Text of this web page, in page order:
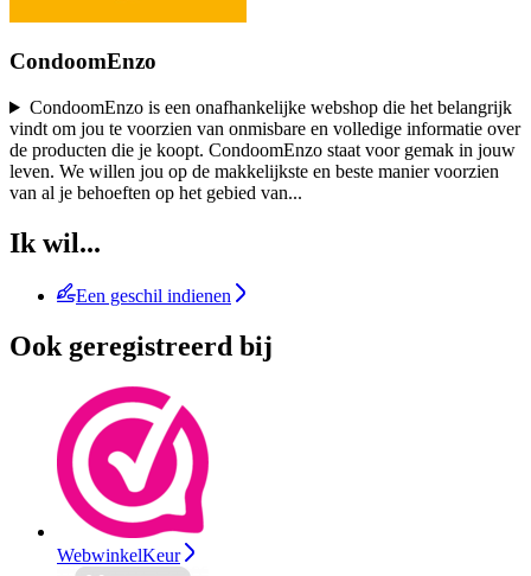
CondoomEnzo
CondoomEnzo is een onafhankelijke webshop die het belangrijk
vindt om jou te voorzien van onmisbare en volledige informatie over
de producten die je koopt. CondoomEnzo staat voor gemak in jouw
leven. We willen jou op de makkelijkste en beste manier voorzien
van al je behoeften op het gebied van...
Ik wil...
Een geschil indienen
Ook geregistreerd bij
WebwinkelKeur